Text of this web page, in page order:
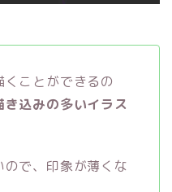
ことができるの
込みの多いイラス
で、印象が薄くな